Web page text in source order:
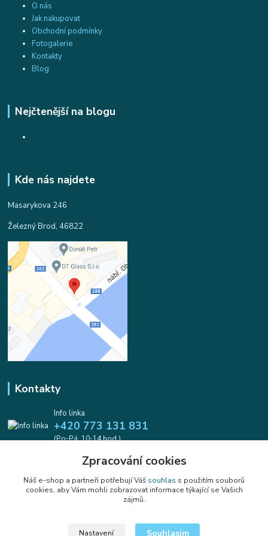
O nás
Jak nakupovat
Obchodní podmínky
Fotogalerie
Kontakty
Blog
Nejčtenější na blogu
Kde nás najdete
Masarykova 246
Železný Brod, 46822
Kontakty
Info linka
+420 773 131 831
(Po-Pá, 10-14 hod.)
info@koralkomat.czZpracování cookies
Náš e-shop a partneři potřebují Váš souhlas s použitím souborů
cookies, aby Vám mohli zobrazovat informace týkající se Vašich
zájmů.
Nastavení Souhlasím